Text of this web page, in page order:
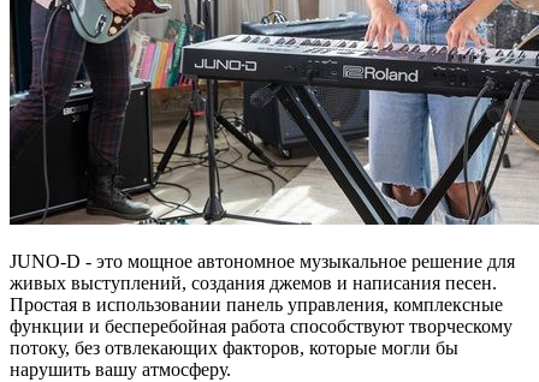
JUNO-D - это мощное автономное музыкальное решение для
живых выступлений, создания джемов и написания песен.
Простая в использовании панель управления, комплексные
функции и бесперебойная работа способствуют творческому
потоку, без отвлекающих факторов, которые могли бы
нарушить вашу атмосферу.